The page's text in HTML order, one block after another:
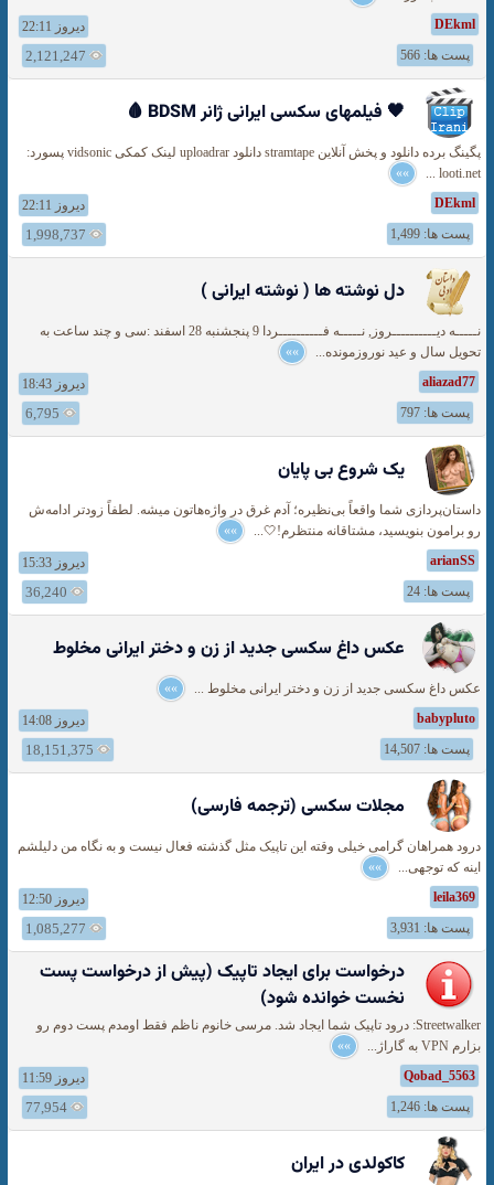
DEkml
دیروز 22:11
پست ها: 566
2,121,247
🖤 فیلمهای سکسی ایرانی ژانر BDSM 🩸
پگینگ برده دانلود و پخش آنلاین stramtape دانلود uploadrar لینک کمکی vidsonic پسورد:
looti.net ...
»»
DEkml
دیروز 22:11
پست ها: 1,499
1,998,737
دل نوشته ها ( نوشته ایرانی )
نـــــه دیــــــــــروز, نـــــه فــــــــــردا 9 پنجشنبه 28 اسفند :سی و چند ساعت به
تحویل سال و عید نوروزمونده... »»
aliazad77
دیروز 18:43
پست ها: 797
6,795
یک شروع بی پایان
داستان‌پردازی شما واقعاً بی‌نظیره؛ آدم غرق در واژه‌هاتون میشه. لطفاً زودتر ادامه‌ش
رو برامون بنویسید، مشتاقانه منتظرم!🤍... »»
arianSS
دیروز 15:33
پست ها: 24
36,240
عکس داغ سکسی جدید از زن و دختر ایرانی مخلوط
عکس داغ سکسی جدید از زن و دختر ایرانی مخلوط ... »»
babypluto
دیروز 14:08
پست ها: 14,507
18,151,375
مجلات سکسی (ترجمه فارسی)
درود همراهان گرامی خیلی وقته این تاپیک مثل گذشته فعال نیست و به نگاه من دلیلشم
اینه که توجهی... »»
leila369
دیروز 12:50
پست ها: 3,931
1,085,277
درخواست برای ایجاد تاپیک (پیش از درخواست پست
نخست خوانده شود)
Streetwalker: درود تاپیک شما ایجاد شد. مرسی خانوم ناظم فقط اومدم پست دوم رو
بزارم VPN به گاراژ...
»»
Qobad_5563
دیروز 11:59
پست ها: 1,246
77,954
کاکولدی در ایران